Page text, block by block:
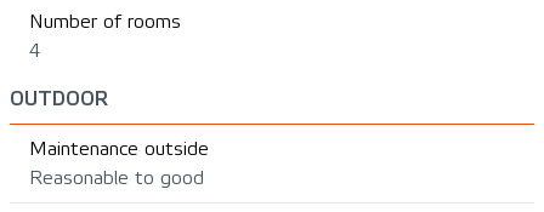
Number of rooms
4
OUTDOOR
Maintenance outside
Reasonable to good